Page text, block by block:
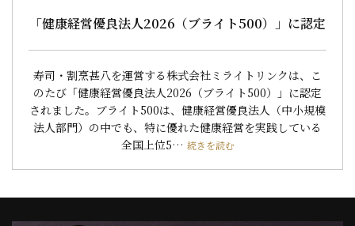
「健康経営優良法人2026（ブライト500）」に認定
寿司・割烹甚八を運営する株式会社ミライトリンクは、こ
のたび「健康経営優良法人2026（ブライト500）」に認定
されました。ブライト500は、健康経営優良法人（中小規模
法人部門）の中でも、特に優れた健康経営を実践している
全国上位5… 続きを読む